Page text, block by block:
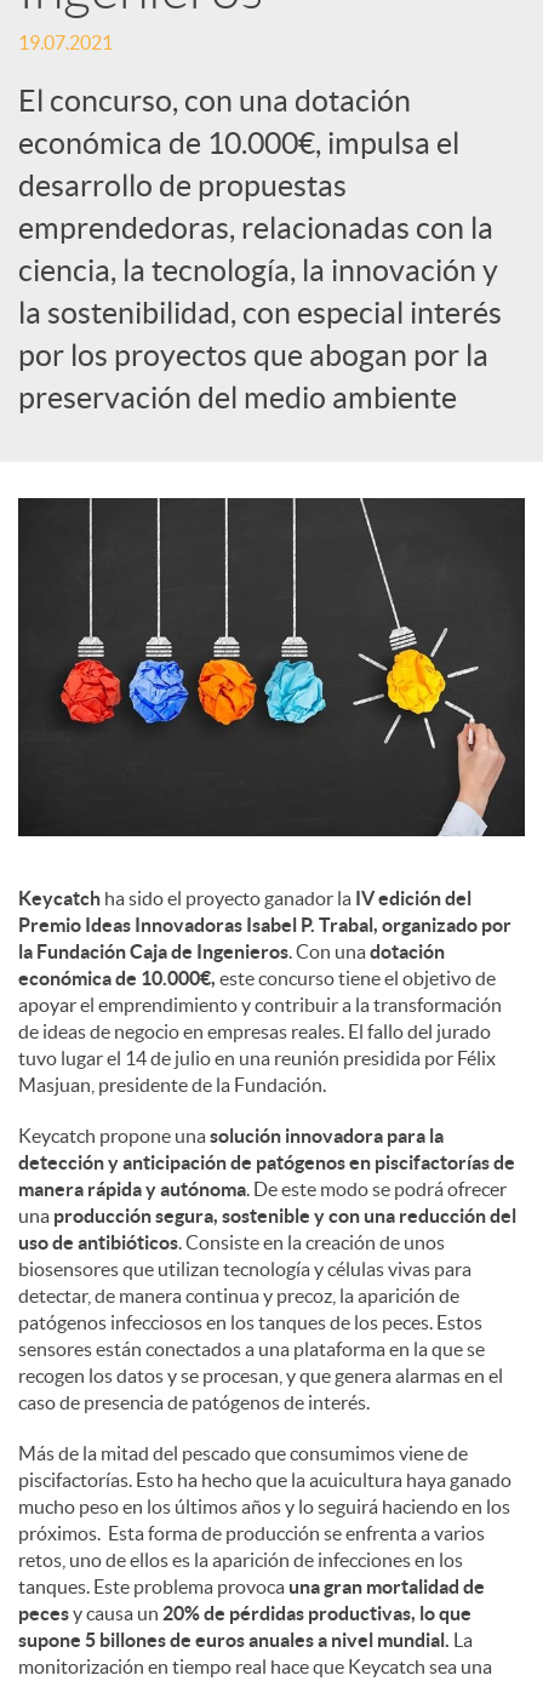
S
o
c
i
a
l
19.07.2021
El concurso, con una dotación
económica de 10.000€, impulsa el
desarrollo de propuestas
emprendedoras, relacionadas con la
ciencia, la tecnología, la innovación y
la sostenibilidad, con especial interés
por los proyectos que abogan por la
preservación del medio ambiente
Keycatch ha sido el proyecto ganador la IV edición del
Premio Ideas Innovadoras Isabel P. Trabal, organizado por
la Fundación Caja de Ingenieros. Con unadotación
económica de 10.000€, este concurso tiene el objetivo de
apoyar el emprendimiento y contribuir a la transformación
de ideas de negocio en empresas reales. El fallo del jurado
tuvo lugar el 14 de julio en una reunión presidida por Félix
Masjuan, presidente de la Fundación.
Keycatch propone unasolución innovadora para la
detección y anticipación de patógenos en piscifactorías de
manera rápida y autónoma. De este modo se podrá ofrecer
una producción segura, sostenible y con una reducción del
uso de antibióticos. Consiste en la creación de unos
biosensores que utilizan tecnología y células vivas para
detectar, de manera continua y precoz, la aparición de
patógenos infecciosos en los tanques de los peces. Estos
sensores están conectados a una plataforma en la que se
recogen los datos y se procesan, y que genera alarmas en el
caso de presencia de patógenos de interés.
Más de la mitad del pescado que consumimos viene de
piscifactorías. Esto ha hecho que la acuicultura haya ganado
mucho peso en los últimos años y lo seguirá haciendo en los
próximos. Esta forma de producción se enfrenta a varios
retos, uno de ellos es la aparición de infecciones en los
tanques. Este problema provoca una gran mortalidad de
pecesy causa un 20% de pérdidas productivas, lo que
supone 5 billones de euros anuales a nivel mundial. La
monitorización en tiempo real hace que Keycatch sea una